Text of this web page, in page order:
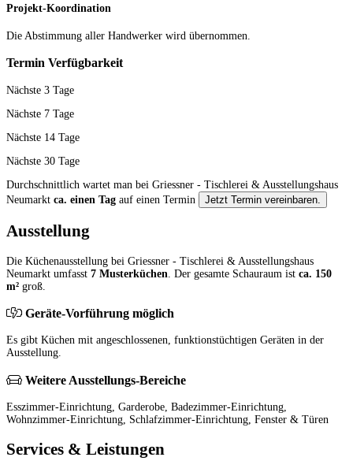
Projekt-Koordination
Die Abstimmung aller Hand­werker wird übernommen.
Termin Verfügbarkeit
Nächste 3 Tage
Nächste 7 Tage
Nächste 14 Tage
Nächste 30 Tage
Durchschnittlich wartet man bei Griessner - Tischlerei & Ausstellungshaus
Neumarkt ca. einen Tag auf einen Termin Jetzt Termin vereinbaren.
Ausstellung
Die Küchenausstellung bei Griessner - Tischlerei & Ausstellungshaus
Neumarkt umfasst 7 Musterküchen . Der gesamte Schauraum ist ca. 150
m² groß.
Geräte-Vorführung möglich
Es gibt Küchen mit angeschlossenen, funktionstüchtigen Geräten in der
Ausstellung.
Weitere Ausstellungs-Bereiche
Esszimmer-Einrichtung, Garderobe, Badezimmer-Einrichtung,
Wohnzimmer-Einrichtung, Schlafzimmer-Einrichtung, Fenster & Türen
Services & Leistungen